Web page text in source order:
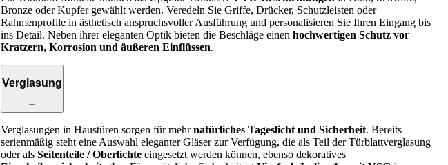
Bronze oder Kupfer gewählt werden. Veredeln Sie Griffe, Drücker, Schutzleisten oder
Rahmenprofile in ästhetisch anspruchsvoller Ausführung und personalisieren Sie Ihren Eingang bis
ins Detail. Neben ihrer eleganten Optik bieten die Beschläge einen hochwertigen Schutz vor
Kratzern, Korrosion und äußeren Einflüssen.
Verglasung
Verglasungen in Haustüren sorgen für mehrnatürliches Tageslicht und Sicherheit. Bereits
serienmäßig steht eine Auswahl eleganter Gläser zur Verfügung, die als Teil der Türblattverglasung
oder als Seitenteile / Oberlichte eingesetzt werden können, ebenso dekoratives